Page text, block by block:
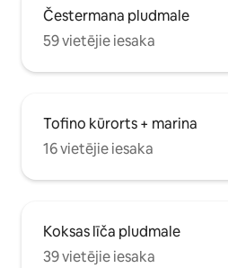
Čestermana pludmale
59 vietējie iesaka
Tofino kūrorts + marina
16 vietējie iesaka
Koksas līča pludmale
39 vietējie iesaka